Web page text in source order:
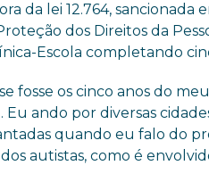
da lei 12.764,
dos Direitos da
Escola completando
fosse os cinco anos do
ando por diversas
quando eu falo do
autistas, como é